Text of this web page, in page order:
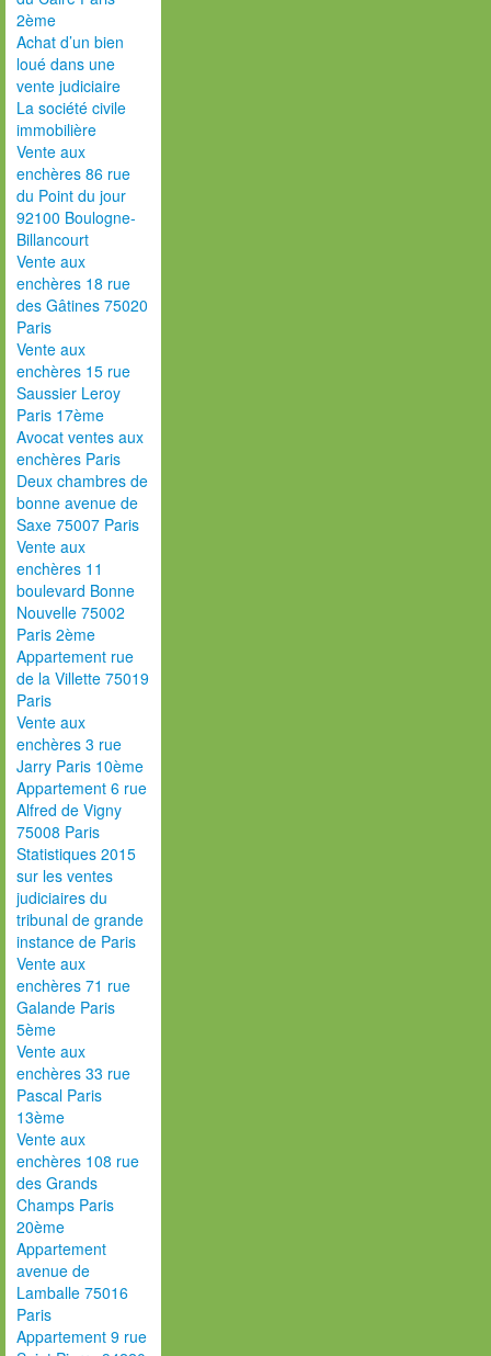
2ème
Achat d’un bien
loué dans une
vente judiciaire
La société civile
immobilière
Vente aux
enchères 86 rue
du Point du jour
92100 Boulogne-
Billancourt
Vente aux
enchères 18 rue
des Gâtines 75020
Paris
Vente aux
enchères 15 rue
Saussier Leroy
Paris 17ème
Avocat ventes aux
enchères Paris
Deux chambres de
bonne avenue de
Saxe 75007 Paris
Vente aux
enchères 11
boulevard Bonne
Nouvelle 75002
Paris 2ème
Appartement rue
de la Villette 75019
Paris
Vente aux
enchères 3 rue
Jarry Paris 10ème
Appartement 6 rue
Alfred de Vigny
75008 Paris
Statistiques 2015
sur les ventes
judiciaires du
tribunal de grande
instance de Paris
Vente aux
enchères 71 rue
Galande Paris
5ème
Vente aux
enchères 33 rue
Pascal Paris
13ème
Vente aux
enchères 108 rue
des Grands
Champs Paris
20ème
Appartement
avenue de
Lamballe 75016
Paris
Appartement 9 rue